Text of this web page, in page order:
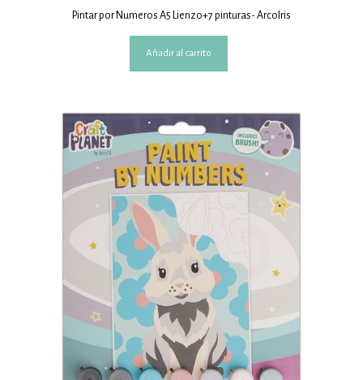
Pintar por Numeros A5 Lienzo+7 pinturas- ArcoIris
Añadir al carrito